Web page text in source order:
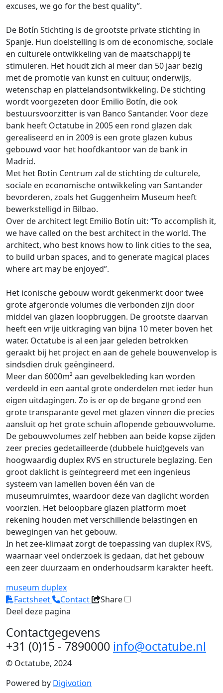
excuses, we go for the best quality”.
De Botín Stichting is de grootste private stichting in
Spanje. Hun doelstelling is om de economische, sociale
en culturele ontwikkeling van de maatschappij te
stimuleren. Het houdt zich al meer dan 50 jaar bezig
met de promotie van kunst en cultuur, onderwijs,
wetenschap en plattelandsontwikkeling. De stichting
wordt voorgezeten door Emilio Botín, die ook
bestuursvoorzitter is van Banco Santander. Voor deze
bank heeft Octatube in 2005 een rond glazen dak
gerealiseerd en in 2009 is een grote glazen kubus
gebouwd voor het hoofdkantoor van de bank in
Madrid.
Met het Botín Centrum zal de stichting de culturele,
sociale en economische ontwikkeling van Santander
bevorderen, zoals het Guggenheim Museum heeft
bewerkstelligd in Bilbao.
Over de architect legt Emilio Botín uit: “To accomplish it,
we have called on the best architect in the world. The
architect, who best knows how to link cities to the sea,
to build urban spaces, and to generate magical places
where art may be enjoyed”.
Het iconische gebouw wordt gekenmerkt door twee
grote afgeronde volumes die verbonden zijn door
middel van glazen loopbruggen. De grootste daarvan
heeft een vrije uitkraging van bijna 10 meter boven het
water. Octatube is al een jaar geleden betrokken
geraakt bij het project en aan de gehele bouwenvelop is
sindsdien druk geëngineerd.
Meer dan 6000m² aan gevelbekleding kan worden
verdeeld in een aantal grote onderdelen met ieder hun
eigen uitdagingen. Zo is er op de begane grond een
grote transparante gevel met glazen vinnen die precies
aansluit op het grote schuin aflopende gebouwvolume.
De gebouwvolumes zelf hebben aan beide kopse zijden
zeer precies gedetailleerde (dubbele huid)gevels van
hoogwaardig duplex RVS en structurele beglazing. Een
groot daklicht is geïntegreerd met een ingenieus
systeem van lamellen boven één van de
museumruimtes, waardoor deze van daglicht worden
voorzien. Het beloopbare glazen platform moet
rekening houden met verschillende belastingen en
bewegingen van het gebouw.
In het zee-klimaat zorgt de toepassing van duplex RVS,
waarnaar veel onderzoek is gedaan, dat het gebouw
een zeer duurzaam en onderhoudsarm karakter heeft.
museum duplex
Factsheet
Contact
Share
Deel deze pagina
Contactgegevens
+31 (0)15 - 7890000 info@octatube.nl
© Octatube, 2024
Powered by Digivotion